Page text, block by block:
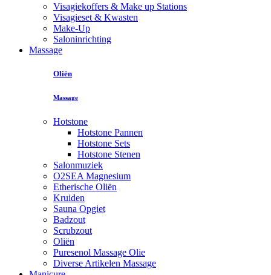
Visagiekoffers & Make up Stations
Visagieset & Kwasten
Make-Up
Saloninrichting
Massage
Oliën
Massage
Hotstone
Hotstone Pannen
Hotstone Sets
Hotstone Stenen
Salonmuziek
O2SEA Magnesium
Etherische Oliën
Kruiden
Sauna Opgiet
Badzout
Scrubzout
Oliën
Puresenol Massage Olie
Diverse Artikelen Massage